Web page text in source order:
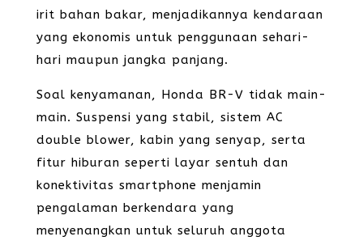
irit bahan bakar, menjadikannya kendaraan
yang ekonomis untuk penggunaan sehari-
hari maupun jangka panjang.
Soal kenyamanan, Honda BR-V tidak main-
main. Suspensi yang stabil, sistem AC
double blower, kabin yang senyap, serta
fitur hiburan seperti layar sentuh dan
konektivitas smartphone menjamin
pengalaman berkendara yang
menyenangkan untuk seluruh anggota